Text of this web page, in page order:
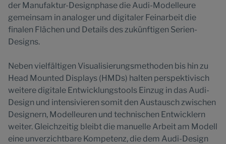
der Manufaktur-Designphase die Audi-Modelleure
gemeinsam in analoger und digitaler Feinarbeit die
finalen Flächen und Details des zukünftigen Serien-
Designs.
Neben vielfältigen Visualisierungsmethoden bis hin zu
Head Mounted Displays (HMDs) halten perspektivisch
weitere digitale Entwicklungstools Einzug in das Audi-
Design und intensivieren somit den Austausch zwischen
Designern, Modelleuren und technischen Entwicklern
weiter. Gleichzeitig bleibt die manuelle Arbeit am Modell
eine unverzichtbare Kompetenz, die dem Audi-Design